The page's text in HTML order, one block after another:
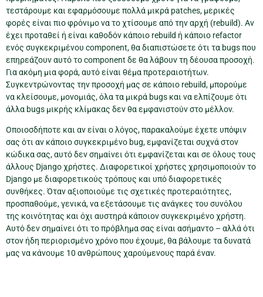
τεστάρουμε και εφαρμόσουμε πολλά μικρά patches, μερικές
φορές είναι πιο φρόνιμο να το χτίσουμε από την αρχή (rebuild). Αν
έχει προταθεί ή είναι καθοδόν κάποιο rebuild ή κάποιο refactor
ενός συγκεκριμένου component, θα διαπιστώσετε ότι τα bugs που
επηρεάζουν αυτό το component δε θα λάβουν τη δέουσα προσοχή.
Για ακόμη μια φορά, αυτό είναι θέμα προτεραιοτήτων.
Συγκεντρώνοντας την προσοχή μας σε κάποιο rebuild, μπορούμε
να κλείσουμε, μονομιάς, όλα τα μικρά bugs και να ελπίζουμε ότι
άλλα bugs μικρής κλίμακας δεν θα εμφανιστούν στο μέλλον.
Οποιοσδήποτε και αν είναι ο λόγος, παρακαλούμε έχετε υπόψιν
σας ότι αν κάποιο συγκεκριμένο bug, εμφανίζεται συχνά στον
κώδικα σας, αυτό δεν σημαίνει ότι εμφανίζεται και σε όλους τους
άλλους Django χρήστες. Διαφορετικοί χρήστες χρησιμοποιούν το
Django με διαφορετικούς τρόπους και υπό διαφορετικές
συνθήκες. Όταν αξιοποιούμε τις σχετικές προτεραιότητες,
προσπαθούμε, γενικά, να εξετάσουμε τις ανάγκες του συνόλου
της κοινότητας και όχι αυστηρά κάποιον συγκεκριμένο χρήστη.
Αυτό δεν σημαίνει ότι το πρόβλημα σας είναι ασήμαντο – αλλά ότι
στον ήδη περιορισμένο χρόνο που έχουμε, θα βάλουμε τα δυνατά
μας να κάνουμε 10 ανθρώπους χαρούμενους παρά έναν.